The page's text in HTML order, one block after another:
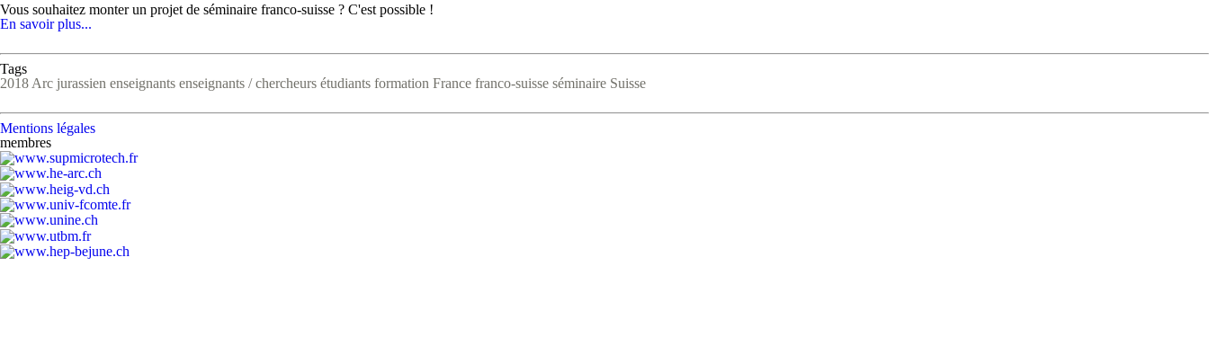
Vous souhaitez monter un projet de séminaire franco-suisse ? C'est possible !
En savoir plus...
Tags
2018 Arc jurassien enseignants enseignants / chercheurs étudiants formation France franco-suisse séminaire Suisse
Mentions légales
membres